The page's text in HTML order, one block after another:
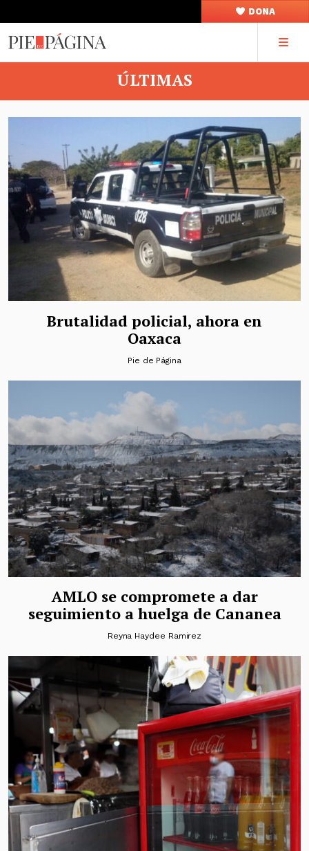
DONA
ÚLTIMAS
Brutalidad policial, ahora en
Oaxaca
Pie de Página
AMLO se compromete a dar
seguimiento a huelga de Cananea
Reyna Haydee Ramirez